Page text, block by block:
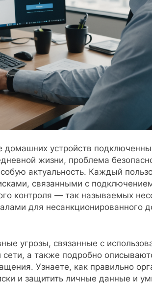
устройств
жизни, проблема
актуальность. Каждый
связанными с
контроля — так называемых
для несанкционированного
угрозы, связанные с
а также подробно
Узнаете, как правильно
и защитить личные данные и